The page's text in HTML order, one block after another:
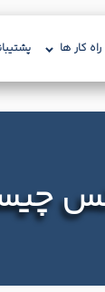
راه کار ها